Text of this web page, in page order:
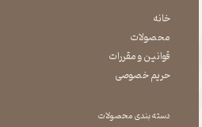
دسته بندی محصولات
خانه
محصولات
قوانین و مقررات
حریم خصوصی